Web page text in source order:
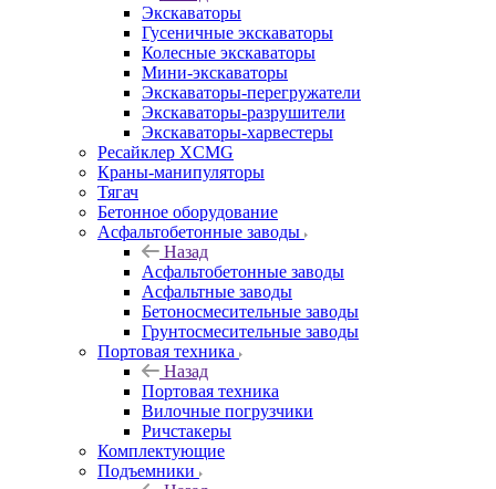
Экскаваторы
Гусеничные экскаваторы
Колесные экскаваторы
Мини-экскаваторы
Экскаваторы-перегружатели
Экскаваторы-разрушители
Экскаваторы-харвестеры
Ресайклер XCMG
Краны-манипуляторы
Тягач
Бетонное оборудование
Асфальтобетонные заводы
Назад
Асфальтобетонные заводы
Асфальтные заводы
Бетоносмесительные заводы
Грунтосмесительные заводы
Портовая техника
Назад
Портовая техника
Вилочные погрузчики
Ричстакеры
Комплектующие
Подъемники